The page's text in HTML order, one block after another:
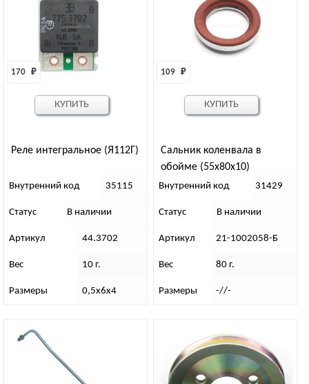
Реле интегральное (Я112Г)
170 ₽
Внутренний код 35115
Статус В наличии
Артикул 44.3702
Вес 10 г.
Размеры 0,5х6х4
КУПИТЬ
Сальник коленвала в
обойме (55х80х10)
109 ₽
Внутренний код 31429
Статус В наличии
Артикул 21-1002058-Б
Вес 80 г.
Размеры -//-
КУПИТЬ